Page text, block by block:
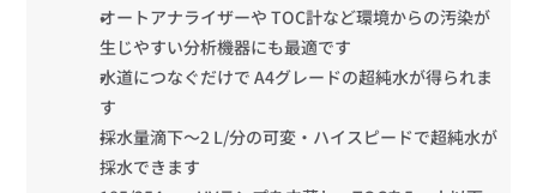
オートアナライザーや TOC計など環境からの汚染が
生じやすい分析機器にも最適です
水道につなぐだけで A4グレードの超純水が得られま
す
採水量滴下～2 L/分の可変・ハイスピードで超純水が
採水できます